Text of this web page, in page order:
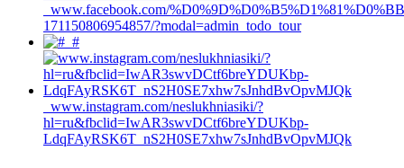
www.facebook.com/
171150806954857/?modal=admin_todo_tour
#
www.instagram.com/neslukhniasiki/?
hl=ru&fbclid=IwAR3swvDCtf6breYDUKbp-
LdqFAyRSK6T_nS2H0SE7xhw7sJnhdBvOpvMJQk